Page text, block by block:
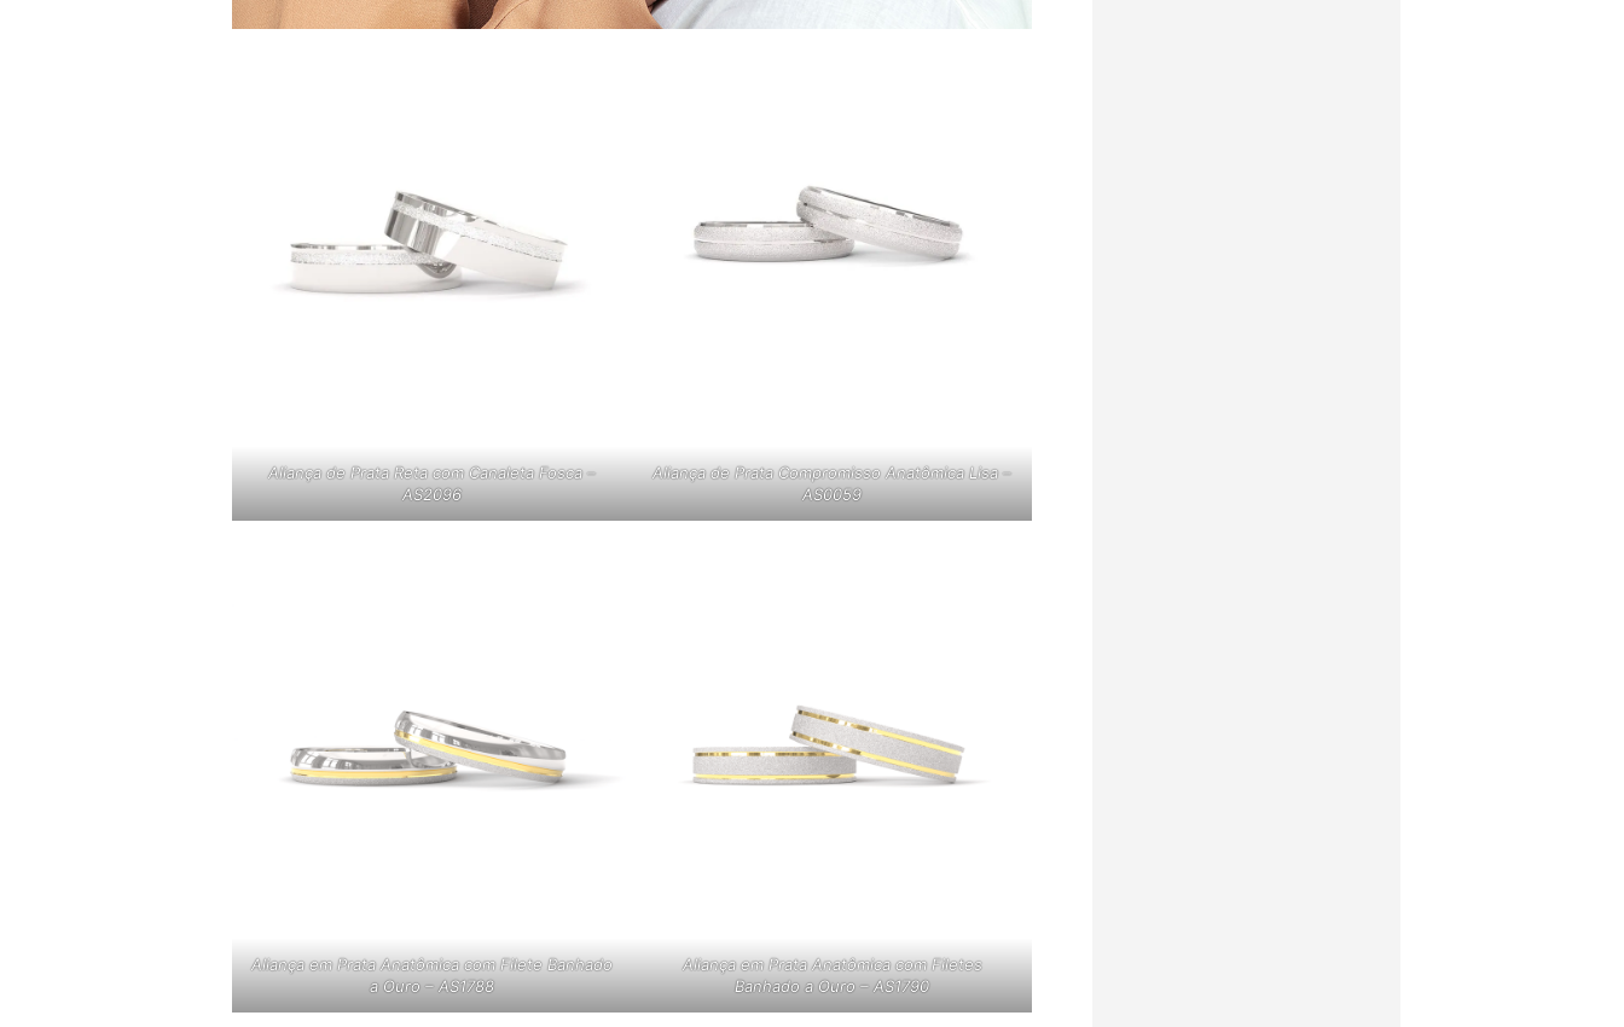
Aliança de Prata Reta com Canaleta Fosca –
AS2096
Aliança de Prata Compromisso Anatômica Lisa –
AS0059
Aliança em Prata Anatômica com Filete Banhado
a Ouro – AS1788
Aliança em Prata Anatômica com Filetes
Banhado a Ouro – AS1790